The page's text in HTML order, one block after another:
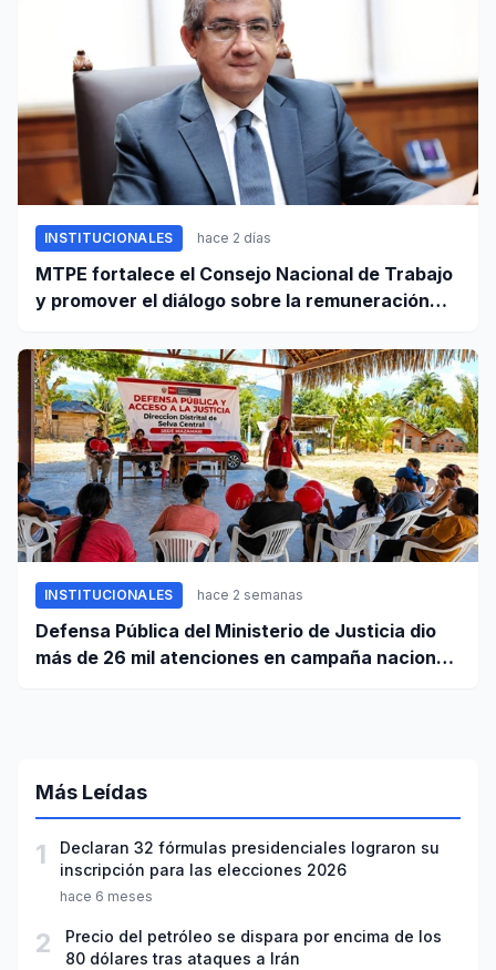
INSTITUCIONALES hace 2 días
MTPE fortalece el Consejo Nacional de Trabajo
y promover el diálogo sobre la remuneración
INSTITUCIONALES hace 2 semanas
Defensa Pública del Ministerio de Justicia dio
más de 26 mil atenciones en campaña nacional
Más Leídas
1
Declaran 32 fórmulas presidenciales lograron su
inscripción para las elecciones 2026
hace 6 meses
2
Precio del petróleo se dispara por encima de los
80 dólares tras ataques a Irán